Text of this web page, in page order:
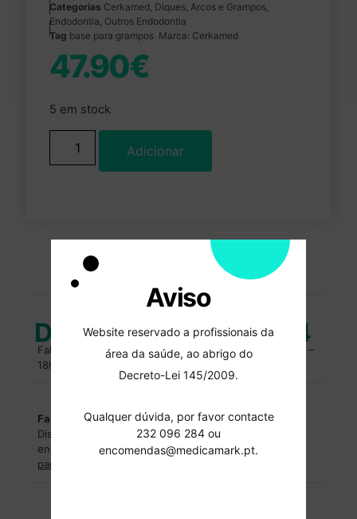
Categorias Cerkamed, Diques, Arcos e Grampos,
Endodontia, Outros Endodontia
Tag base para grampos Marca: Cerkamed
47.90€
5 em stock
Adicionar
PORTES GRATUITOS
encomendas superiores a 100 euros
Duvidas?232 096 284
Fale com um especialista. Entre em contacto, das 10h –
18h.
Facilidades de pagamentos
Dispomos de facilidades de pagamentos para
encomendas superiores a2500€.Entre em contacto
para saber mais
Aviso
Website reservado a profissionais da
área da saúde, ao abrigo do
Decreto-Lei 145/2009.
Qualquer dúvida, por favor contacte
232 096 284 ou
encomendas@medicamark.pt.